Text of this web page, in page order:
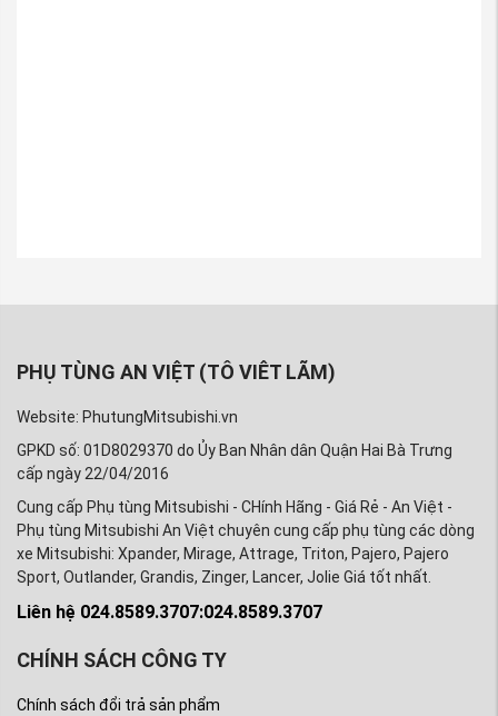
PHỤ TÙNG AN VIỆT (TÔ VIÊT LÃM)
Website: PhutungMitsubishi.vn
GPKD số: 01D8029370 do Ủy Ban Nhân dân Quận Hai Bà Trưng
cấp ngày 22/04/2016
Cung cấp Phụ tùng Mitsubishi - CHính Hãng - Giá Rẻ - An Việt -
Phụ tùng Mitsubishi An Việt chuyên cung cấp phụ tùng các dòng
xe Mitsubishi: Xpander, Mirage, Attrage, Triton, Pajero, Pajero
Sport, Outlander, Grandis, Zinger, Lancer, Jolie Giá tốt nhất.
Liên hệ 024.8589.3707:024.8589.3707
CHÍNH SÁCH CÔNG TY
Chính sách đổi trả sản phẩm